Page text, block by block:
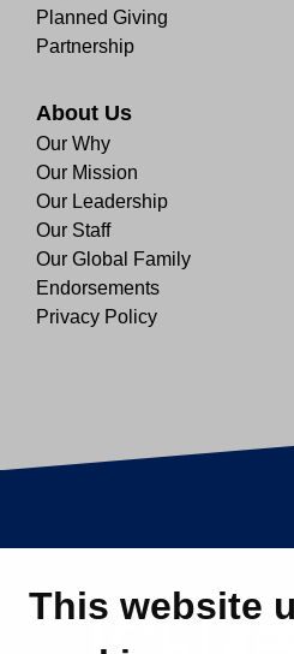
This website
Planned Giving
Partnership
About Us
Our Why
Our Mission
Our Leadership
Our Staff
Our Global Family
Endorsements
Privacy Policy